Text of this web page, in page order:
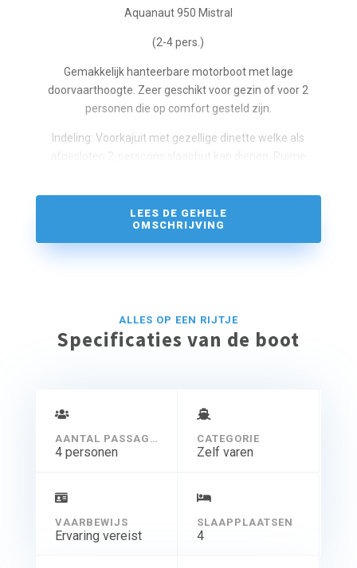
Aquanaut 950 Mistral
(2-4 pers.)
Gemakkelijk hanteerbare motorboot met lage
doorvaarthoogte. Zeer geschikt voor gezin of voor 2
personen die op comfort gesteld zijn.
Indeling: Voorkajuit met gezellige dinette welke als
inventaris voor 5 personen. Salon met zithoek en
stuurstand.
Achterkajuit: 2-persoons slaaphut en bergruimte.
Zonder ervaring is een vaarinstructie verplicht.
LEES DE GEHELE
OMSCHRIJVING
ALLES OP EEN RIJTJE
Specificaties van de boot
AANTAL PASSAGIERS
4 personen
CATEGORIE
Zelf varen
VAARBEWIJS
Ervaring vereist
SLAAPPLAATSEN
4